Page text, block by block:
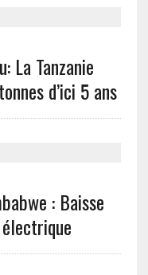
La Tanzanie
d’ici 5 ans
: Baisse